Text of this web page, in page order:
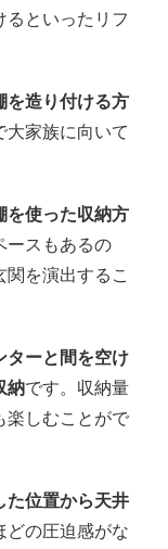
るといったリフ
を造り付ける方
大家族に向いて
を使った収納方
ースもあるの
を演出するこ
ターと間を空け
納です。収納量
楽しむことがで
た位置から天井
どの圧迫感がな